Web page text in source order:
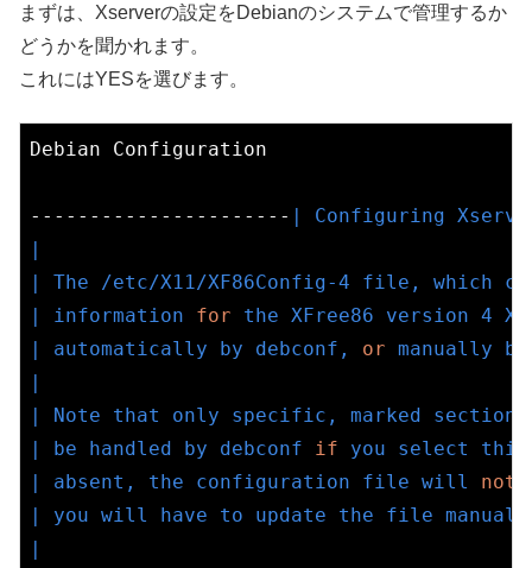
まずは、Xserverの設定をDebianのシステムで管理するか
どうかを聞かれます。
これにはYESを選びます。
Debian Configuration
---------------------- | Configuring
|
| The /etc/X11/XF86Config-4 file,
| information for the XFree86 version 4
| automatically by debconf, or
|
| Note that only specific, marked
| be handled by debconf if you select
| absent, the configuration file will not
| you will have to update the file
|